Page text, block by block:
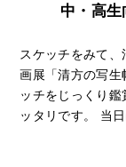
中・高生
スケッチをみて
画展「清方の写
ッチをじっくり
ッタリです。 当